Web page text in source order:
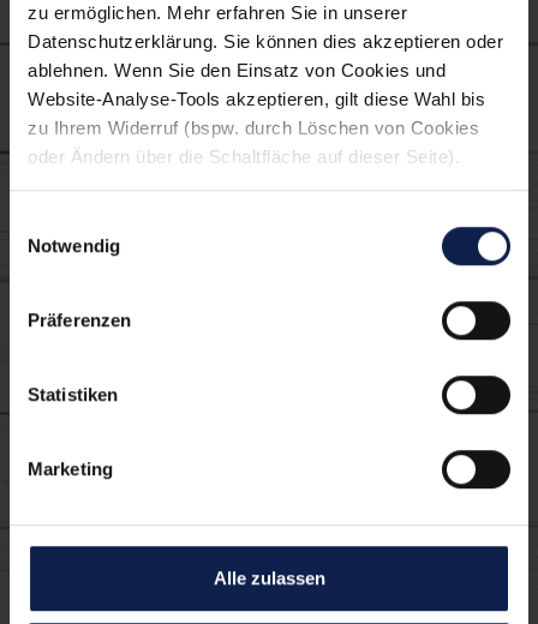
zu ermöglichen. Mehr erfahren Sie in unserer
Datenschutzerklärung. Sie können dies akzeptieren oder
ablehnen. Wenn Sie den Einsatz von Cookies und
Website-Analyse-Tools akzeptieren, gilt diese Wahl bis
zu Ihrem Widerruf (bspw. durch Löschen von Cookies
oder Ändern über die Schaltfläche auf dieser Seite).
Notwendig
Präferenzen
Statistiken
Marketing
Alle zulassen
Suppen Saison Herbst-Suppen
Kräuterquark Herzhaft
Verwendete MILRAM